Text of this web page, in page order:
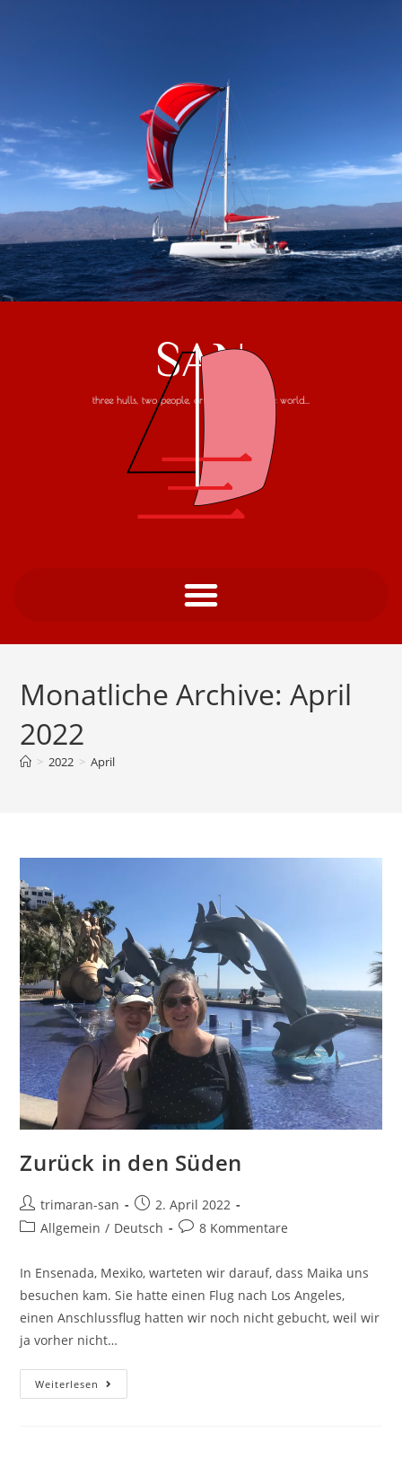
SAN
three hulls, two people, one trip around the world...
Monatliche Archive: April
2022
> 2022 > April
Zurück in den Süden
trimaran-san
2. April 2022
Allgemein / Deutsch 8 Kommentare
In Ensenada, Mexiko, warteten wir darauf, dass Maika uns
besuchen kam. Sie hatte einen Flug nach Los Angeles,
einen Anschlussflug hatten wir noch nicht gebucht, weil wir
ja vorher nicht…
Weiterlesen